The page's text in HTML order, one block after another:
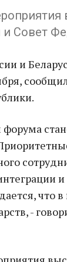
и Совет
и
что
-